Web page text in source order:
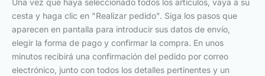
Una vez que haya seleccionado todos los artículos, vaya a su
cesta y haga clic en "Realizar pedido". Siga los pasos que
aparecen en pantalla para introducir sus datos de envío,
elegir la forma de pago y confirmar la compra. En unos
minutos recibirá una confirmación del pedido por correo
electrónico, junto con todos los detalles pertinentes y un